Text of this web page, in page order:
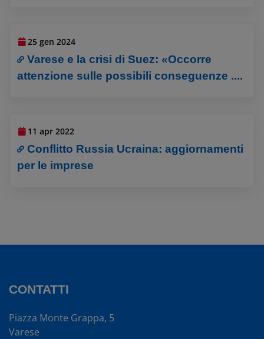
25 gen 2024
Varese e la crisi di Suez: «Occorre
attenzione sulle possibili conseguenze ....
11 apr 2022
Conflitto Russia Ucraina: aggiornamenti
per le imprese
CONTATTI
Piazza Monte Grappa, 5
Varese